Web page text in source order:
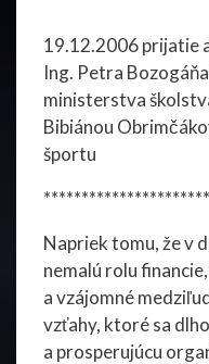
19.12.2006 prijatie
Ing. Petra
ministerstva
Bibiánou
športu
Napriek tomu, že v
nemalú rolu
a vzájomné
vzťahy, ktoré sa
a prosperujúcu